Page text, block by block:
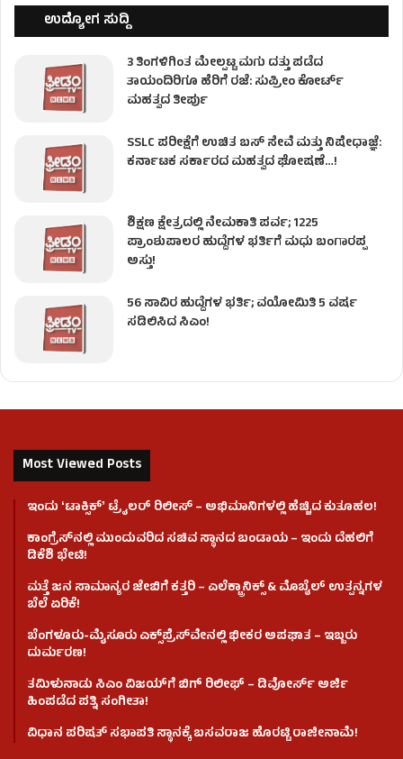
ಉದ್ಯೋಗ ಸುದ್ದಿ
3 ತಿಂಗಳಿಗಿಂತ ಮೇಲ್ಪಟ್ಟ ಮಗು ದತ್ತು ಪಡೆದ
ತಾಯಂದಿರಿಗೂ ಹೆರಿಗೆ ರಜೆ: ಸುಪ್ರೀಂ ಕೋರ್ಟ್
ಮಹತ್ವದ ತೀರ್ಪು
SSLC ಪರೀಕ್ಷೆಗೆ ಉಚಿತ ಬಸ್ ಸೇವೆ ಮತ್ತು ನಿಷೇಧಾಜ್ಞೆ:
ಕರ್ನಾಟಕ ಸರ್ಕಾರದ ಮಹತ್ವದ ಘೋಷಣೆ…!
ಶಿಕ್ಷಣ ಕ್ಷೇತ್ರದಲ್ಲಿ ನೇಮಕಾತಿ ಪರ್ವ; 1225
ಪ್ರಾಂಶುಪಾಲರ ಹುದ್ದೆಗಳ ಭರ್ತಿಗೆ ಮಧು ಬಂಗಾರಪ್ಪ
ಅಸ್ತು!
56 ಸಾವಿರ ಹುದ್ದೆಗಳ ಭರ್ತಿ; ವಯೋಮಿತಿ 5 ವರ್ಷ
ಸಡಿಲಿಸಿದ ಸಿಎಂ!
Most Viewed Posts
ಇಂದು ʻಟಾಕ್ಸಿಕ್ʼ ಟ್ರೈಲರ್ ರಿಲೀಸ್‌ – ಅಭಿಮಾನಿಗಳಲ್ಲಿ ಹೆಚ್ಚಿದ ಕುತೂಹಲ!
ಕಾಂಗ್ರೆಸ್​ನಲ್ಲಿ ಮುಂದುವರಿದ ಸಚಿವ ಸ್ಥಾನದ ಬಂಡಾಯ – ಇಂದು ದೆಹಲಿಗೆ
ಡಿಕೆಶಿ ಭೇಟಿ!
ಮತ್ತೆ ಜನ ಸಾಮಾನ್ಯರ ಜೇಬಿಗೆ ಕತ್ತರಿ – ಎಲೆಕ್ಟ್ರಾನಿಕ್ಸ್ & ಮೊಬೈಲ್ ಉತ್ಪನ್ನಗಳ
ಬೆಲೆ ಏರಿಕೆ!
ಬೆಂಗಳೂರು-ಮೈಸೂರು ಎಕ್ಸ್‌ಪ್ರೆಸ್‌ವೇನಲ್ಲಿ ಭೀಕರ ಅಪಘಾತ – ಇಬ್ಬರು
ದುರ್ಮರಣ!
ತಮಿಳುನಾಡು ಸಿಎಂ ವಿಜಯ್‌ಗೆ ಬಿಗ್ ರಿಲೀಫ್ – ಡಿವೋರ್ಸ್ ಅರ್ಜಿ
ಹಿಂಪಡೆದ ಪತ್ನಿ ಸಂಗೀತಾ!
ವಿಧಾನ ಪರಿಷತ್ ಸಭಾಪತಿ ಸ್ಥಾನಕ್ಕೆ ಬಸವರಾಜ ಹೊರಟ್ಟಿ ರಾಜೀನಾಮೆ!